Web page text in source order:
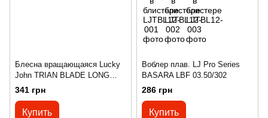
Блесна вращающаяся Lucky
John TRIAN BLADE LONG
18.0г / 005 (LJTBL18-005)
341 грн
Купить
Воблер плав. LJ Pro Series
BASARA LBF 03.50/302
286 грн
Купить